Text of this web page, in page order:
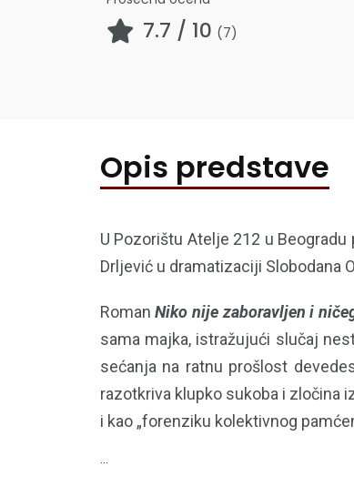
7.7 / 10 (7)
Opis predstave
U Pozorištu Atelje 212 u
Drljević u dramatizaciji Slobodana
RomanNiko nije zaboravljen i
sama majka, istražujući slučaj
sećanja na ratnu prošlost
razotkriva klupko sukoba i zločina
i kao „forenziku kolektivnog
...